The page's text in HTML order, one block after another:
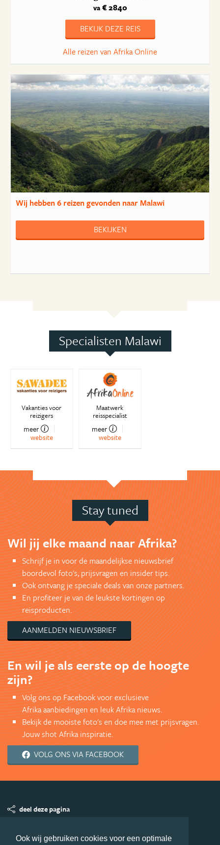
Ook wij gebruiken cookies voor een optimale
va€ 2840
BEKIJK DEZE REIS
Alle reizen van Afrika Online
Wij hebben6 reizengevonden naar Malawi
BEKIJKEN
Specialisten Malawi
Vakanties voor
reizigers
meer
website
Maatwerk
reisspecialist
meer
website
Stay tuned
Wil jij elke maand naar Afrika?
Schrijf je in voor de maandelijkse nieuwsbrief
boordevol foto's, prijsvragen en insider tips.
Ook ontvang je speciale deals van onze partners.
En profiteer je van de leukste kortingen op
reisproducten.
AANMELDEN NIEUWSBRIEF
En wil je als eerste op de hoogte
zijn?
Volg ons op Facebook voor exclusieve
Afrika aanbiedingen en leuk Afrika nieuws.
Bekijk de mooiste foto's en doe mee met prijsvragen.
Jouw shot Afrika inspiratie.
VOLG ONS VIA FACEBOOK
deel deze pagina
Adverteren Handige Links Algemene Voorwaarden